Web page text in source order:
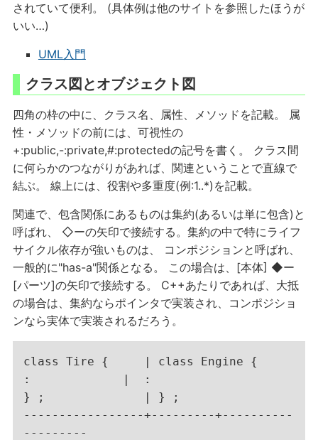
されていて便利。 (具体例は他のサイトを参照したほうが
いい…)
UML入門
クラス図とオブジェクト図
四角の枠の中に、クラス名、属性、メソッドを記載。 属
性・メソッドの前には、可視性の
+:public,-:private,#:protectedの記号を書く。 クラス間
に何らかのつながりがあれば、関連ということで直線で
結ぶ。 線上には、役割や多重度(例:1..*)を記載。
関連で、包含関係にあるものは集約(あるいは単に包含)と
呼ばれ、 ◇ーの矢印で接続する。集約の中で特にライフ
サイクル依存が強いものは、 コンポジションと呼ばれ、
一般的に"has-a"関係となる。 この場合は、[本体] ◆ー
[パーツ]の矢印で接続する。 C++あたりであれば、大抵
の場合は、集約ならポインタで実装され、コンポジショ
ンなら実体で実装されるだろう。
class Tire {     | class Engine {
:             |  :
} ;              | } ;
-----------------+---------+----------
---------